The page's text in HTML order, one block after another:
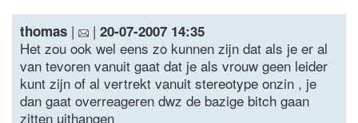
thomas | | 20-07-2007 14:35
Het zou ook wel eens zo kunnen zijn dat als je er al
van tevoren vanuit gaat dat je als vrouw geen leider
kunt zijn of al vertrekt vanuit stereotype onzin , je
dan gaat overreageren dwz de bazige bitch gaan
zitten uithangen